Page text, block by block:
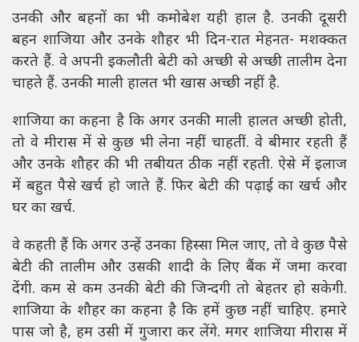
उनकी और बहनों का भी कमोबेश यही हाल है. उनकी दूसरी
बहन शाजिया और उनके शौहर भी दिन-रात मेहनत- मशक्कत
करते हैं. वे अपनी इकलौती बेटी को अच्छी से अच्छी तालीम देना
चाहते हैं. उनकी माली हालत भी खास अच्छी नहीं है.
शाजिया का कहना है कि अगर उनकी माली हालत अच्छी होती,
तो वे मीरास में से कुछ भी लेना नहीं चाहतीं. वे बीमार रहती हैं
और उनके शौहर की भी तबीयत ठीक नहीं रहती. ऐसे में इलाज
में बहुत पैसे खर्च हो जाते हैं. फिर बेटी की पढ़ाई का खर्च और
घर का खर्च.
वे कहती हैं कि अगर उन्हें उनका हिस्सा मिल जाए, तो वे कुछ पैसे
बेटी की तालीम और उसकी शादी के लिए बैंक में जमा करवा
देंगी. कम से कम उनकी बेटी की जिन्दगी तो बेहतर हो सकेगी.
शाजिया के शौहर का कहना है कि हमें कुछ नहीं चाहिए. हमारे
पास जो है, हम उसी में गुजारा कर लेंगे. मगर शाजिया मीरास में